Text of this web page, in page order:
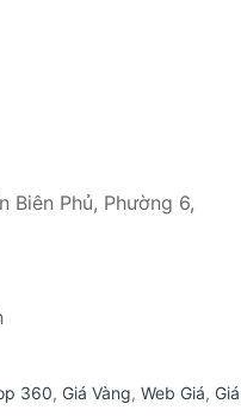
Biên Phủ, Phường 6,
360, Giá Vàng, Web Giá, Giá